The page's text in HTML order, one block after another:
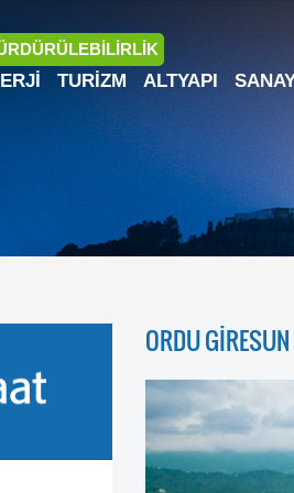
TURIZM ALTYAPI
ORDU